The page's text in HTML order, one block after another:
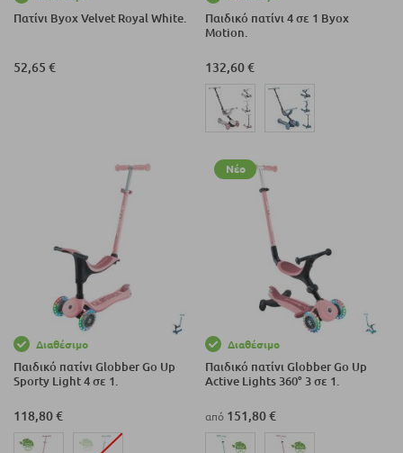
Πατίνι Byox Velvet Royal White.
52,65 €
Παιδικό πατίνι 4 σε 1 Byox
Motion.
132,60 €
Διαθέσιμο
Παιδικό πατίνι Globber Go Up
Sporty Light 4 σε 1.
118,80 €
Νέο
Διαθέσιμο
Παιδικό πατίνι Globber Go Up
Active Lights 360° 3 σε 1.
από 151,80 €